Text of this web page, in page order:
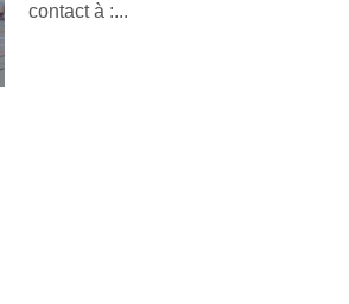
contact à :...